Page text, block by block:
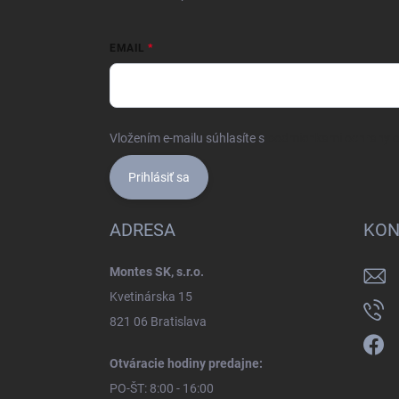
EMAIL
Vložením e-mailu súhlasíte s
Prihlásiť sa
ADRESA
Montes SK, s.r.o.
Kvetinárska 15
821 06 Bratislava
Otváracie hodiny predajne:
PO-ŠT: 8:00 - 16:00